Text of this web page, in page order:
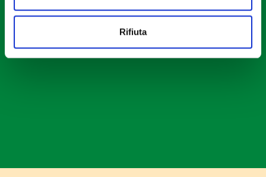
annunci, per fornire funzionalità dei social media e per
analizzare il nostro traffico. Condividiamo inoltre
Rifiuta